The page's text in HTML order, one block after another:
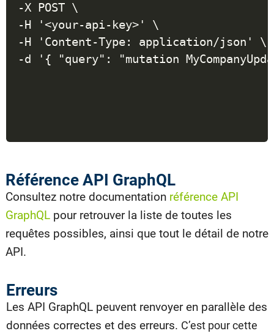
-X POST \
-H '<your-api-key>' \
-H 'Content-Type: application/json' \
-d '{ "query": "mutation
Référence API GraphQL
Consultez notre documentation référence API
GraphQLpour retrouver la liste de toutes les
requêtes possibles, ainsi que tout le détail de notre
API.
Erreurs
Les API GraphQL peuvent renvoyer en parallèle des
données correctes et des erreurs. C’est pour cette